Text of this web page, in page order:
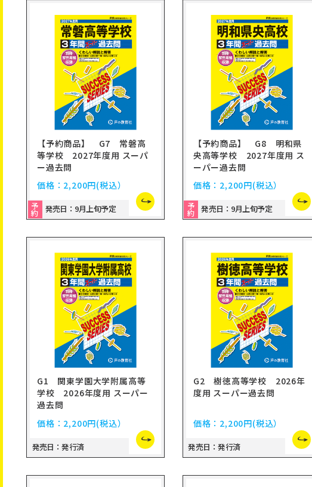
【予約商品】 G7 常磐高
等学校 2027年度用 スーパ
ー過去問
価格： 2,200円(税込）
予
約 発売日：9月上旬予定
【予約商品】 G8 明和県
央高等学校 2027年度用 ス
ーパー過去問
価格： 2,200円(税込）
予
約 発売日：9月上旬予定
G1 関東学園大学附属高等
学校 2026年度用 スーパー
過去問
価格： 2,200円(税込）
発売日：発行済
G2 樹徳高等学校 2026年
度用 スーパー過去問
価格： 2,200円(税込）
発売日：発行済